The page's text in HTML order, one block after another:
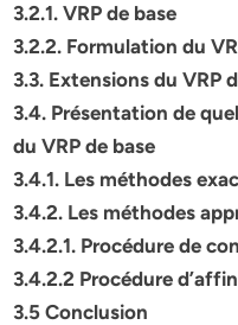
3.2.1. VRP de base
3.2.2. Formulation du
3.3. Extensions du VRP
3.4. Présentation de
du VRP de base
3.4.1. Les méthodes
3.4.2. Les méthodes
3.4.2.1. Procédure de
3.4.2.2 Procédure
3.5 Conclusion